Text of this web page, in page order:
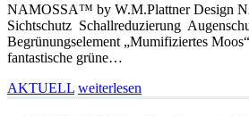
NAMOSSA™ by W.M.Plattner Design
Sichtschutz Schallreduzierung
Begrünungselement „Mumifiziertes
fantastische grüne…
AKTUELL weiterlesen